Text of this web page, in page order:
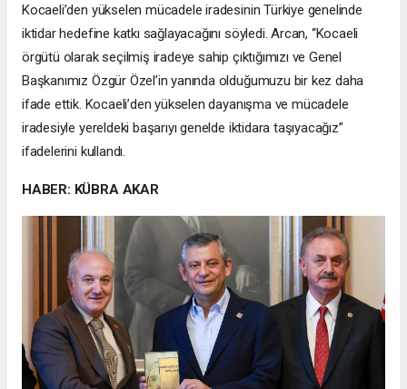
Kocaeli’den yükselen mücadele iradesinin Türkiye genelinde
iktidar hedefine katkı sağlayacağını söyledi. Arcan, “Kocaeli
örgütü olarak seçilmiş iradeye sahip çıktığımızı ve Genel
Başkanımız Özgür Özel’in yanında olduğumuzu bir kez daha
ifade ettik. Kocaeli’den yükselen dayanışma ve mücadele
iradesiyle yereldeki başarıyı genelde iktidara taşıyacağız”
ifadelerini kullandı.
HABER: KÜBRA AKAR